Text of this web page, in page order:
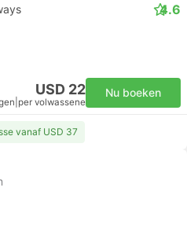
4.6
USD 22
per volwassene
Nu boeken
vanaf USD 37